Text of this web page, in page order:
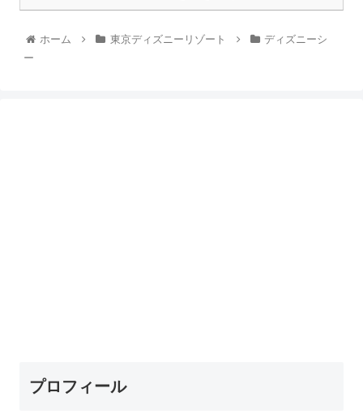
ホーム 東京ディズニーリゾート
ディズニーシ
ー
プロフィール